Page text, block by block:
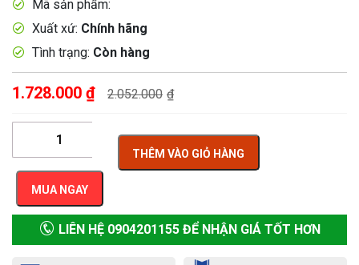
Mã sản phẩm:
Xuất xứ: Chính hãng
Tình trạng: Còn hàng
1.728.000 ₫ 2.052.000 ₫
THÊM VÀO GIỎ HÀNG
MUA NGAY
LIÊN HỆ 0904201155 ĐỂ NHẬN GIÁ TỐT HƠN